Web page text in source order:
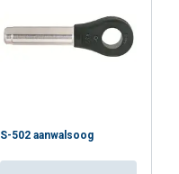
S-502 aanwalsoog